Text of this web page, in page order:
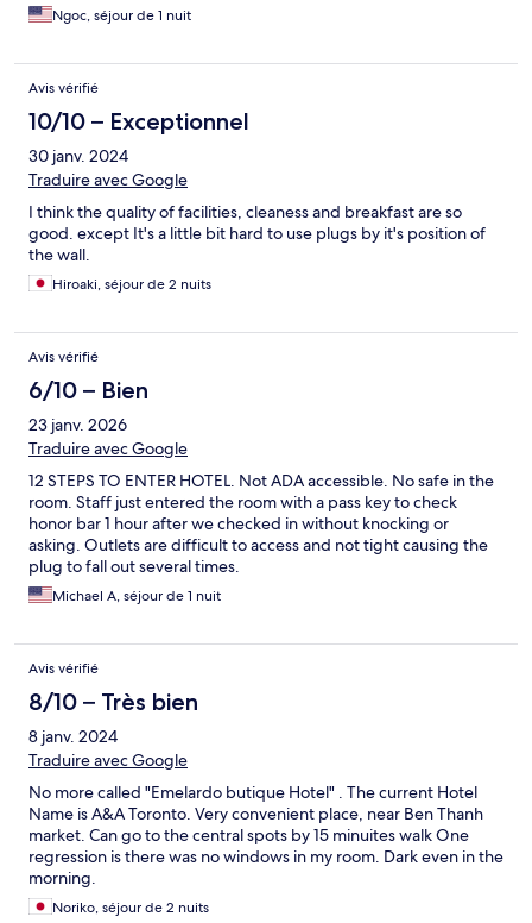
Ngoc, séjour de 1 nuit
Avis vérifié
10/10 – Exceptionnel
30 janv. 2024
Traduire avec Google
I think the quality of facilities, cleaness and breakfast are so
good. except It's a little bit hard to use plugs by it's position of
the wall.
Hiroaki, séjour de 2 nuits
Avis vérifié
6/10 – Bien
23 janv. 2026
Traduire avec Google
12 STEPS TO ENTER HOTEL. Not ADA accessible. No safe in the
room. Staff just entered the room with a pass key to check
honor bar 1 hour after we checked in without knocking or
asking. Outlets are difficult to access and not tight causing the
plug to fall out several times.
Michael A, séjour de 1 nuit
Avis vérifié
8/10 – Très bien
8 janv. 2024
Traduire avec Google
No more called "Emelardo butique Hotel" . The current Hotel
Name is A&A Toronto. Very convenient place, near Ben Thanh
market. Can go to the central spots by 15 minuites walk One
regression is there was no windows in my room. Dark even in the
morning.
Noriko, séjour de 2 nuits